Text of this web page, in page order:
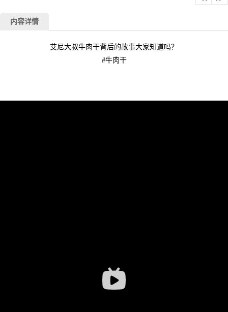
内容详情
艾尼大叔牛肉干背后的故事大家知道吗？
#牛肉干